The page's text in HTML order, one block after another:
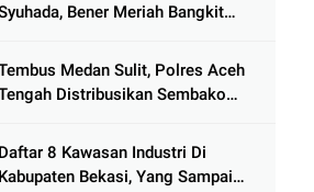
Bener Meriah Bangkit
Medan Sulit, Polres Aceh
Distribusikan Sembako
Jamat
Daftar 8 Kawasan Industri Di
Kabupaten Bekasi, Yang Sampai